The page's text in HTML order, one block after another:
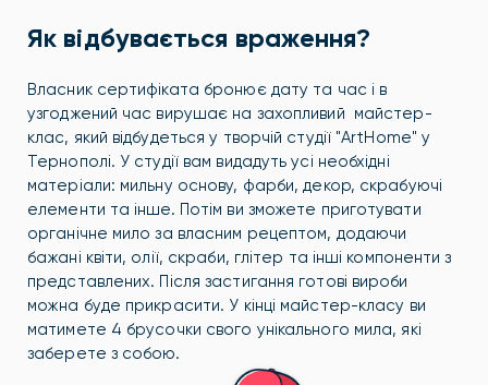
Як відбувається враження?
Власник сертифіката бронює дату та час і в
узгоджений час вирушає на захопливий майстер-
клас, який відбудеться у творчій студії "ArtHome" у
Тернополі. У студії вам видадуть усі необхідні
матеріали: мильну основу, фарби, декор, скрабуючі
елементи та інше. Потім ви зможете приготувати
органічне мило за власним рецептом, додаючи
бажані квіти, олії, скраби, глітер та інші компоненти з
представлених. Після застигання готові вироби
можна буде прикрасити. У кінці майстер-класу ви
матимете 4 брусочки свого унікального мила, які
заберете з собою.